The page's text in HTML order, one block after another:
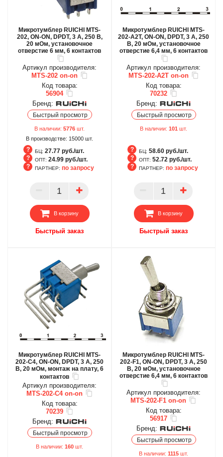
Микротумблер RUICHI MTS-
202, ON-ON, DPDT, 3 А, 250 В,
20 мОм, установочное
отверстие 6 мм, 6 контактов
Артикул производителя:
MTS-202 on-on
Код товара:
56904
Бренд:
Быстрый просмотр
В наличии: 5776 шт.
В производстве: 15000 шт.
БЦ: 27.77 руб./шт.
ОПТ: 24.99 руб./шт.
ПАРТНЕР
ПАРТНЕР: по запросу
В корзину
Быстрый заказ
Микротумблер RUICHI MTS-
202-A2T, ON-ON, DPDT, 3 А, 250
В, 20 мОм, установочное
отверстие 6,4 мм, 6 контактов
Артикул производителя:
MTS-202-A2T on-on
Код товара:
70232
Бренд:
Быстрый просмотр
В наличии: 101 шт.
БЦ: 58.60 руб./шт.
ОПТ: 52.72 руб./шт.
ПАРТНЕР
ПАРТНЕР: по запросу
В корзину
Быстрый заказ
Микротумблер RUICHI MTS-
202-C4, ON-ON, DPDT, 3 А, 250
В, 20 мОм, монтаж на плату, 6
контактов
Артикул производителя:
MTS-202-C4 on-on
Код товара:
70239
Бренд:
Быстрый просмотр
В наличии: 160 шт.
Микротумблер RUICHI MTS-
202-F1, ON-ON, DPDT, 3 А, 250
В, 20 мОм, установочное
отверстие 6,4 мм, 6 контактов
Артикул производителя:
MTS-202-F1 on-on
Код товара:
56917
Бренд:
Быстрый просмотр
В наличии: 1115 шт.